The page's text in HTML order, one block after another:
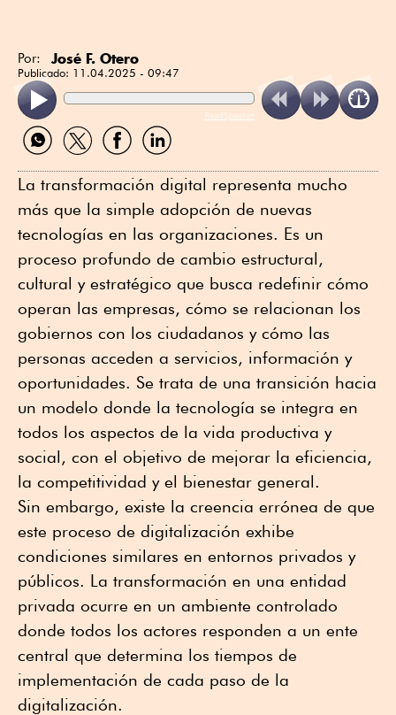
Por: José F. Otero
Publicado: 11.04.2025 - 09:47
ReadSpeaker
Compartir
por
Compartir
por
Compartir
por
Compartir
por
La transformación digital representa mucho
más que la simple adopción de nuevas
tecnologías en las organizaciones. Es un
proceso profundo de cambio estructural,
cultural y estratégico que busca redefinir cómo
operan las empresas, cómo se relacionan los
gobiernos con los ciudadanos y cómo las
personas acceden a servicios, información y
oportunidades. Se trata de una transición hacia
un modelo donde la tecnología se integra en
todos los aspectos de la vida productiva y
social, con el objetivo de mejorar la eficiencia,
la competitividad y el bienestar general.
Sin embargo, existe la creencia errónea de que
este proceso de digitalización exhibe
condiciones similares en entornos privados y
públicos. La transformación en una entidad
privada ocurre en un ambiente controlado
donde todos los actores responden a un ente
central que determina los tiempos de
implementación de cada paso de la
digitalización.